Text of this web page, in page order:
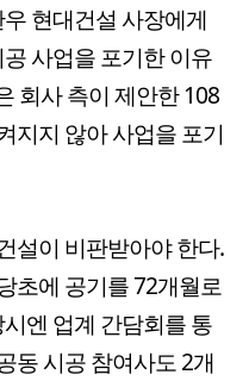
현대건설 사장에게
사업을 포기한 이유
회사 측이 제안한 108
지지 않아 사업을 포기
설이 비판받아야 한다.
초에 공기를 72개월로
엔 업계 간담회를 통
동 시공 참여사도 2개